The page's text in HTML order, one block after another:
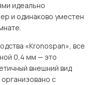
идеально
и одинаково уместен
«Kronospan», все
0,4 мм — это
внешний вид
с